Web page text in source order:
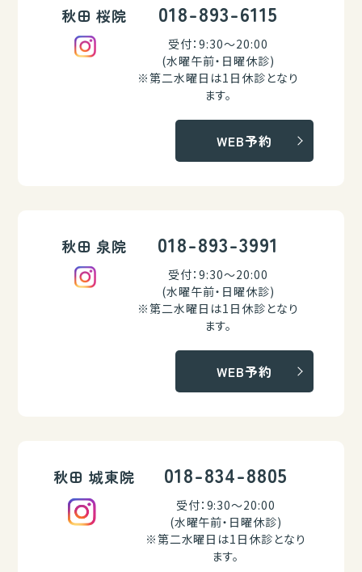
秋田 桜院 018-893-6115
受付：9:30～20:00
(水曜午前・日曜休診)
※第二水曜日は1日休診となり
ます。
WEB予約
秋田 泉院 018-893-3991
受付：9:30～20:00
(水曜午前・日曜休診)
※第二水曜日は1日休診となり
ます。
WEB予約
秋田 城東院 018-834-8805
受付：9:30～20:00
(水曜午前・日曜休診)
※第二水曜日は1日休診となり
ます。